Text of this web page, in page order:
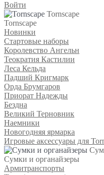
Войти
Tornscape
Tornscape
Новинки
Стартовые наборы
Королевство Ангельн
Теократия Кастилии
Леса Кельда
Падший Кригмарк
Орда Брумгаров
Приорат Надежды
Бездна
Великий Терновник
Наемники
Новогодняя ярмарка
Игровые аксессуары для
Сумки и органайзеры
Армитранспорты